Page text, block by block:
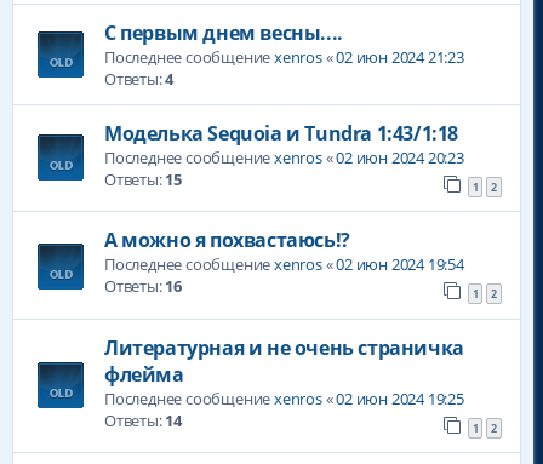
С первым днем весны....
Последнее сообщениеxenros«02 июн 2024 21:23
Ответы:4
Моделька Sequoia и Tundra 1:43/1:18
Последнее сообщениеxenros«02 июн 2024 20:23
Ответы:15 1 2
А можно я похвастаюсь!?
Последнее сообщениеxenros«02 июн 2024 19:54
Ответы:16 1 2
Литературная и не очень страничка
флейма
Последнее сообщениеxenros«02 июн 2024 19:25
Ответы:14 1 2